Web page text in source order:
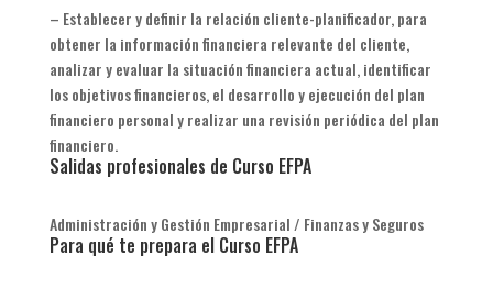
– Establecer y definir la relación cliente-planificador, para
obtener la información financiera relevante del cliente,
analizar y evaluar la situación financiera actual, identificar
los objetivos financieros, el desarrollo y ejecución del plan
financiero personal y realizar una revisión periódica del plan
financiero.
Salidas profesionales de Curso EFPA
Administración y Gestión Empresarial / Finanzas y Seguros
Para qué te prepara el Curso EFPA